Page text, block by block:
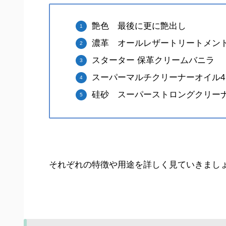
艶色 最後に更に艶出し
濃革 オールレザートリートメン
スターター 保革クリームバニラ
スーパーマルチクリーナーオイル4
硅砂 スーパーストロングクリー
それぞれの特徴や用途を詳しく見ていきまし